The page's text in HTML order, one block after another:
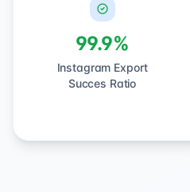
99.9%
Instagram Export
Succes Ratio